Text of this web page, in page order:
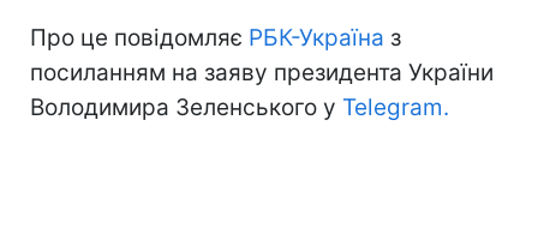
Про це повідомляє РБК-Україна з
посиланням на заяву президента України
Володимира Зеленського у Telegram.